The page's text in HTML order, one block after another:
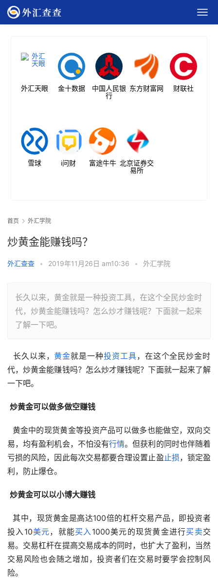
外汇天眼 金十数据
中国人民银
行
东方财富网 财联社
雪球 i问财 富途牛牛 北京证券交
易所
首页 外汇学院
炒黄金能赚钱吗？
外汇查查 • 2019年11月26日 am10:36 • 外汇学院
长久以来，黄金就是一种投资工具，在这个全民炒金时
代，炒黄金能赚钱吗？怎么炒才赚钱呢？下面就一起来
了解一下吧。
  长久以来，
黄金就是一种投资工具，在这个全民炒金时
代，炒黄金能赚钱吗？怎么炒才赚钱呢？下面就一起来了解
一下吧。
炒黄金可以做多做空赚钱
易，均有盈利机会，不怕没有行情。但获利的同时也伴随着
亏损的风险，因此每次交易都要合理设置止盈 止损，锁定盈
利，防止爆仓。
炒黄金可以以小博大赚钱
投入10美元，就能买入 1000美元的现货黄金进行买卖交
易。交易杠杆在提高交易成本的同时，也扩大了盈利，当然
交易风险也会随之增加，投资者们在交易时要学会控制风
险。